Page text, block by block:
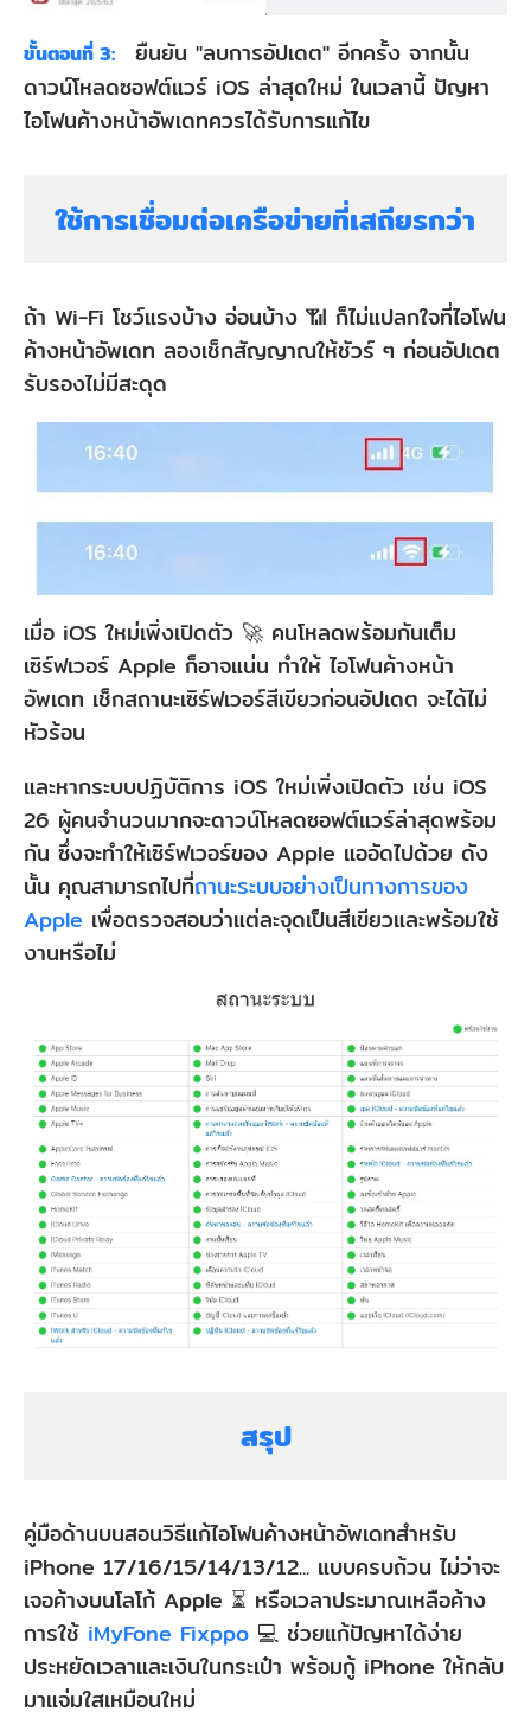
ขั้นตอนที่ 3:
ยืนยัน "ลบการอัปเดต" อีกครั้ง จากนั้น
ดาวน์โหลดซอฟต์แวร์ iOS ล่าสุดใหม่ ในเวลานี้ ปัญหา
ไอโฟนค้างหน้าอัพเดทควรได้รับการแก้ไข
ใช้การเชื่อมต่อเครือข่ายที่เสถียรกว่า
ถ้า Wi-Fi โชว์แรงบ้าง อ่อนบ้าง 📶 ก็ไม่แปลกใจที่ไอโฟน
ค้างหน้าอัพเดท ลองเช็กสัญญาณให้ชัวร์ ๆ ก่อนอัปเดต
รับรองไม่มีสะดุด
เมื่อ iOS ใหม่เพิ่งเปิดตัว 🚀 คนโหลดพร้อมกันเต็ม
เซิร์ฟเวอร์ Apple ก็อาจแน่น ทำให้ ไอโฟนค้างหน้า
อัพเดท เช็กสถานะเซิร์ฟเวอร์สีเขียวก่อนอัปเดต จะได้ไม่
หัวร้อน
และหากระบบปฏิบัติการ iOS ใหม่เพิ่งเปิดตัว เช่น iOS
26 ผู้คนจำนวนมากจะดาวน์โหลดซอฟต์แวร์ล่าสุดพร้อม
กัน ซึ่งจะทำให้เซิร์ฟเวอร์ของ Apple แออัดไปด้วย ดัง
นั้น คุณสามารถไปที่ถานะระบบอย่างเป็นทางการของ
Apple เพื่อตรวจสอบว่าแต่ละจุดเป็นสีเขียวและพร้อมใช้
งานหรือไม่
สรุป
คู่มือด้านบนสอนวิธีแก้ไอโฟนค้างหน้าอัพเดทสำหรับ
iPhone 17/16/15/14/13/12... แบบครบถ้วน ไม่ว่าจะ
เจอค้างบนโลโก้ Apple ⏳ หรือเวลาประมาณเหลือค้าง
การใช้ iMyFone Fixppo 💻 ช่วยแก้ปัญหาได้ง่าย
ประหยัดเวลาและเงินในกระเป๋า พร้อมกู้ iPhone ให้กลับ
มาแจ่มใสเหมือนใหม่